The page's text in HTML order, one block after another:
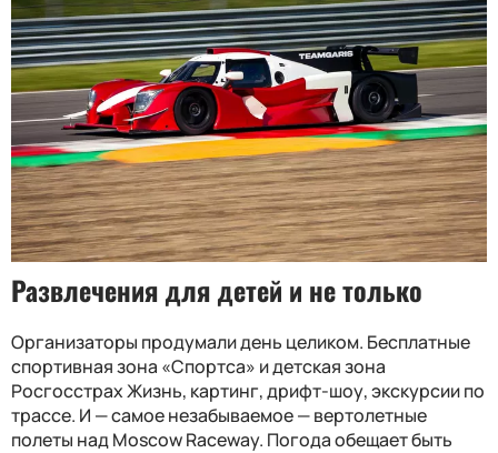
Развлечения для детей и не только
Организаторы продумали день целиком. Бесплатные
спортивная зона «Спортса» и детская зона
Росгосстрах Жизнь, картинг, дрифт-шоу, экскурсии по
трассе. И — самое незабываемое — вертолетные
полеты над Moscow Raceway. Погода обещает быть